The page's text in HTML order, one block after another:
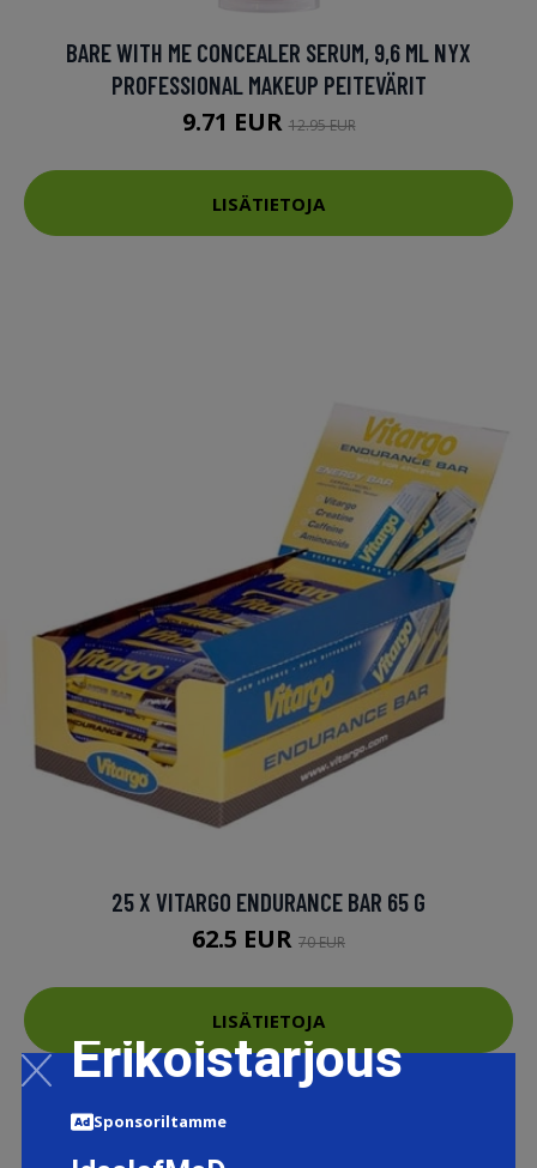
BARE WITH ME CONCEALER SERUM, 9,6 ML NYX
PROFESSIONAL MAKEUP PEITEVÄRIT
9.71 EUR12.95 EUR
LISÄTIETOJA
25 X VITARGO ENDURANCE BAR 65 G
62.5 EUR 70 EUR
LISÄTIETOJA
Erikoistarjous
Sponsoriltamme